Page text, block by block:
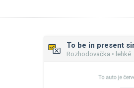
To be in present
Rozhodovačka • lehké